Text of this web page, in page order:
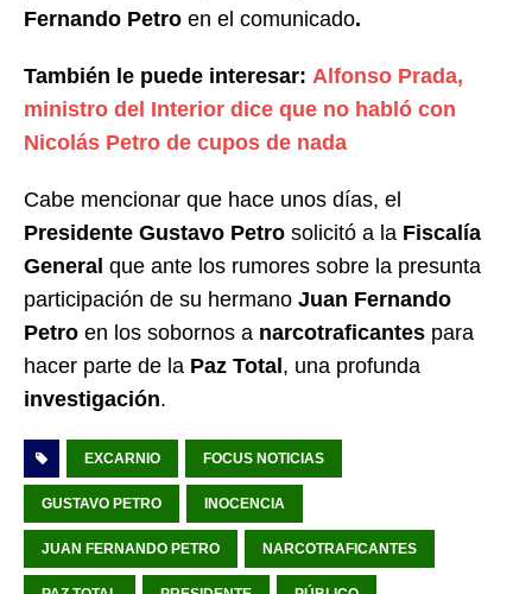
Fernando Petro en el comunicado.
También le puede interesar: Alfonso Prada,
ministro del Interior dice que no habló con
Nicolás Petro de cupos de nada
Cabe mencionar que hace unos días, el
Presidente Gustavo Petro solicitó a la Fiscalía
General que ante los rumores sobre la presunta
participación de su hermano Juan Fernando
Petro en los sobornos a narcotraficantes para
hacer parte de la Paz Total , una profunda
investigación.
EXCARNIO FOCUS NOTICIAS
GUSTAVO PETRO INOCENCIA
JUAN FERNANDO PETRO NARCOTRAFICANTES